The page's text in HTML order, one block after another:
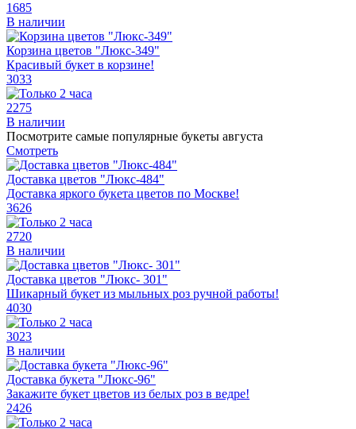
1685
В наличии
Корзина цветов "Люкс-349"
Красивый букет в корзине!
3033
2275
В наличии
Посмотрите самые популярные букеты августа
Смотреть
Доставка цветов "Люкс-484"
Доставка яркого букета цветов по Москве!
3626
2720
В наличии
Доставка цветов "Люкс- 301"
Шикарный букет из мыльных роз ручной работы!
4030
3023
В наличии
Доставка букета "Люкс-96"
Закажите букет цветов из белых роз в ведре!
2426